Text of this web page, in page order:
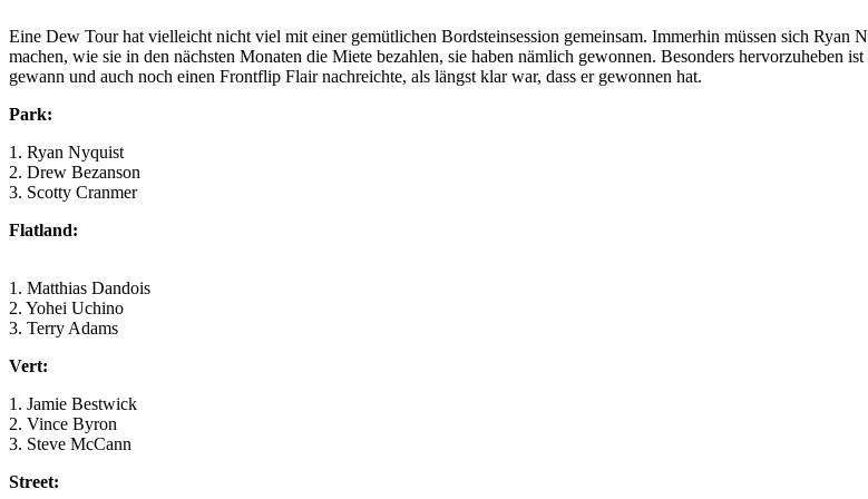
Eine Dew Tour hat vielleicht nicht viel mit einer gemütlichen Bordsteinsession gemeinsam. Immerhin müssen sich
machen, wie sie in den nächsten Monaten die Miete bezahlen, sie haben nämlich gewonnen. Besonders hervorzuheben
gewann und auch noch einen Frontflip Flair nachreichte, als längst klar war, dass er gewonnen hat.
Park:
1. Ryan Nyquist
2. Drew Bezanson
3. Scotty Cranmer
Flatland:
1. Matthias Dandois
2. Yohei Uchino
3. Terry Adams
Vert:
1. Jamie Bestwick
2. Vince Byron
3. Steve McCann
Street: